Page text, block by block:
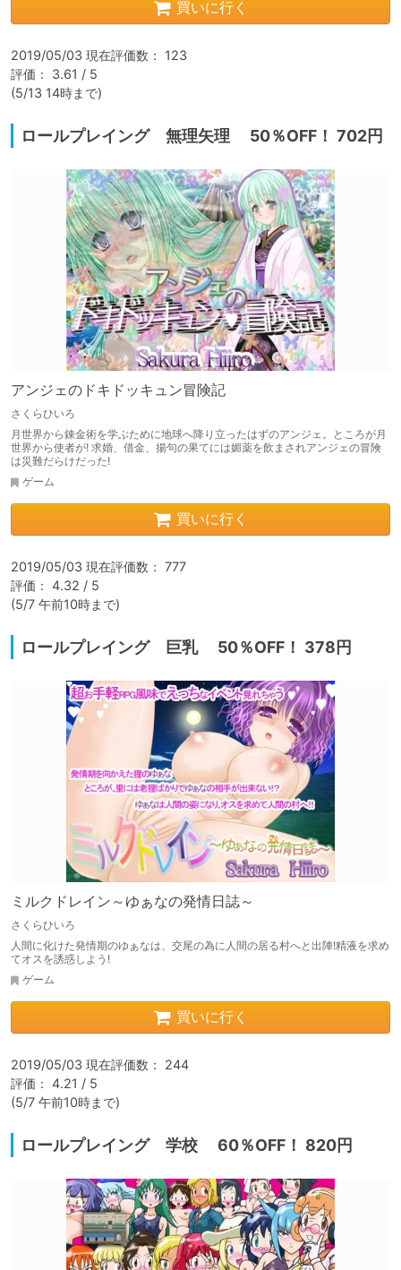
買いに行く
2019/05/03 現在評価数： 123
評価： 3.61 / 5
(5/13 14時まで)
ロールプレイング 無理矢理 50％OFF！ 702円
アンジェのドキドッキュン冒険記
さくらひいろ
月世界から錬金術を学ぶために地球へ降り立ったはずのアンジェ。ところが月
世界から使者が! 求婚、借金、揚句の果てには媚薬を飲まされアンジェの冒険
は災難だらけだった!
ゲーム
買いに行く
2019/05/03 現在評価数： 777
評価： 4.32 / 5
(5/7 午前10時まで)
ロールプレイング 巨乳 50％OFF！ 378円
ミルクドレイン～ゆぁなの発情日誌～
さくらひいろ
人間に化けた発情期のゆぁなは、交尾の為に人間の居る村へと出陣!精液を求め
てオスを誘惑しよう!
ゲーム
買いに行く
2019/05/03 現在評価数： 244
評価： 4.21 / 5
(5/7 午前10時まで)
ロールプレイング 学校 60％OFF！ 820円